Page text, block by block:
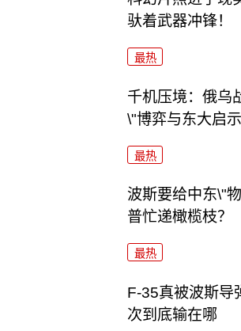
驮着武器冲锋！
最热
千机压境：俄乌
\"博弈与东大启示
最热
波斯要给中东\"
普忙递橄榄枝？
最热
F-35真被波斯导
次到底输在哪